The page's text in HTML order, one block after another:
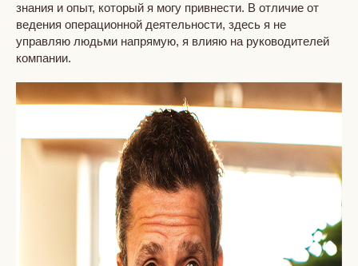
знания и опыт, который я могу привнести. В отличие от
ведения операционной деятельности, здесь я не
управляю людьми напрямую, я влияю на руководителей
компании.